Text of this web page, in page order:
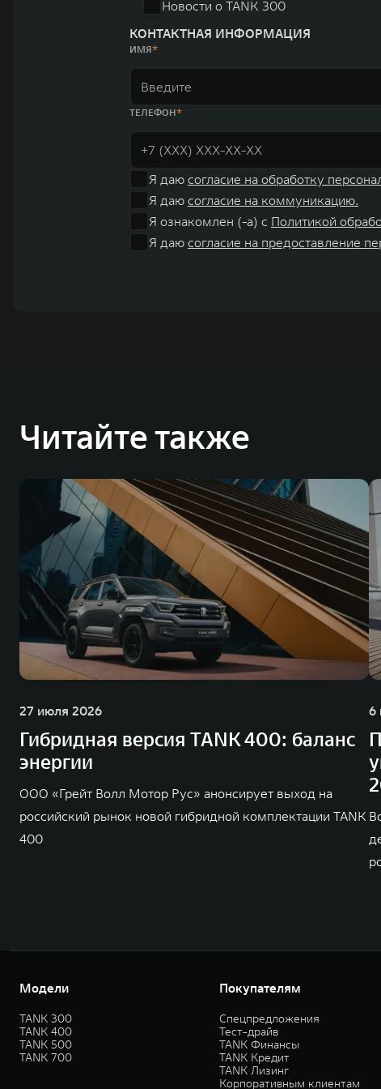
Новости о TANK 300
КОНТАКТНАЯ ИНФОРМАЦИЯ
ИМЯ
ТЕЛЕФОН
Я даю согласие на обработку
Я даю согласие на коммуникацию.
Я ознакомлен (-а) с Политикой
Я даю согласие на предоставление
Читайте также
27 июля 2026
Гибридная версия TANK 400: баланс
энергии
ООО «Грейт Волл Мотор Рус» анонсирует выход на
российский рынок новой гибридной комплектации TANK
400
6
Модели
TANK 300
TANK 400
TANK 500
TANK 700
Покупателям
Спецпредложения
Тест-драйв
TANK Финансы
TANK Кредит
TANK Лизинг
Корпоративным клиентам